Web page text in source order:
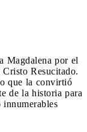
Magdalena por el
Resucitado.
que la convirtió
de la historia para